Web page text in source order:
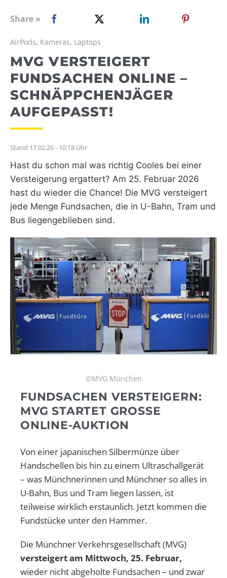
WEBRADIO
Share »
AirPods, Kameras, Laptops
MVG VERSTEIGERT
FUNDSACHEN ONLINE –
SCHNÄPPCHENJÄGER
AUFGEPASST!
Stand 17.02.26 - 10:18 Uhr
Hast du schon mal was richtig Cooles bei einer
Versteigerung ergattert? Am 25. Februar 2026
hast du wieder die Chance! Die MVG versteigert
jede Menge Fundsachen, die in U-Bahn, Tram und
Bus liegengeblieben sind.
©MVG München
FUNDSACHEN VERSTEIGERN:
MVG STARTET GROSSE O
NLINE-AUKTION
Von einer japanischen Silbermünze über
Handschellen bis hin zu einem Ultraschallgerät
– was Münchnerinnen und Münchner so alles in
U-Bahn, Bus und Tram liegen lassen, ist
teilweise wirklich erstaunlich. Jetzt kommen die
Fundstücke unter den Hammer.
Die Münchner Verkehrsgesellschaft (MVG)
versteigert am Mittwoch, 25. Februar,
wieder nicht abgeholte Fundsachen – und zwar